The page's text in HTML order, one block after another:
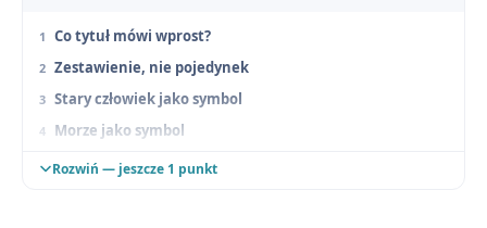
Co tytuł mówi wprost?
Zestawienie, nie pojedynek
Stary człowiek jako symbol
Morze jako symbol
Dlaczego taka prostota?
Rozwiń — jeszcze 1 punkt